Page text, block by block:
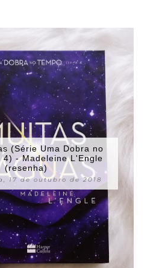
(Série Uma Dobra no
4) - Madeleine L'Engle
(resenha)
17 de outubro de 2018